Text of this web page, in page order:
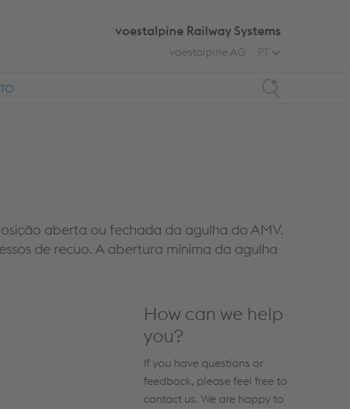
Search
voestalpine Railway Systems
PT
voestalpine AG
aberta ou fechada da agulha do AMV.
de recuo. A abertura mínima da agulha
How can we help
you?
If you have questions or
feedback, please feel free to
contact us. We are happy to